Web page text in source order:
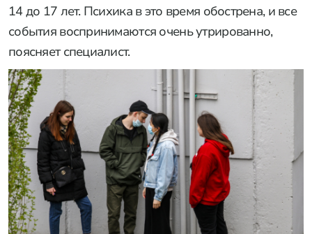
14 до 17 лет. Психика в это время обострена, и все
события воспринимаются очень утрированно,
поясняет специалист.